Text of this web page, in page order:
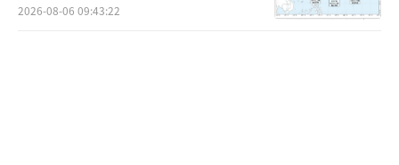
2026-08-06 09:43:22